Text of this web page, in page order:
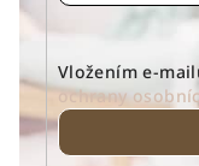
Vložením e-
ochrany